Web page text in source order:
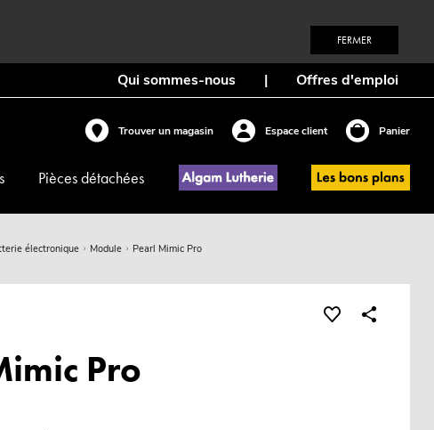
FERMER
Qui sommes-nous | Offres d'emploi
Trouver un magasin Espace client Panier
Pièces détachées
électronique Module Pearl Mimic Pro
Pro